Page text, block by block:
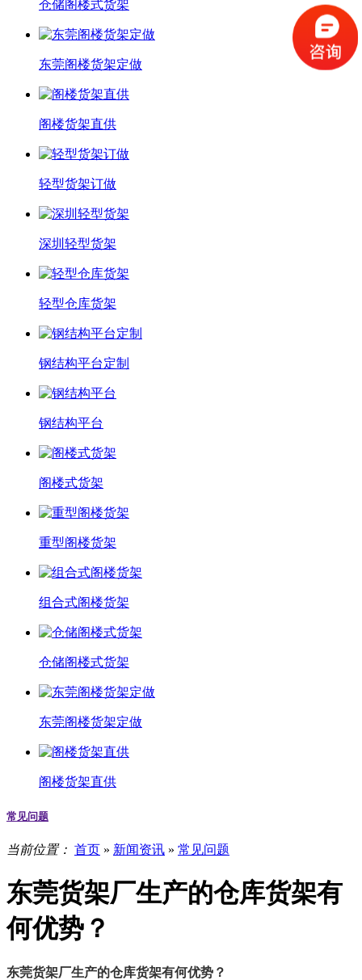
仓储阁楼式货架
东莞阁楼货架定做
阁楼货架直供
轻型货架订做
深圳轻型货架
轻型仓库货架
钢结构平台定制
钢结构平台
阁楼式货架
重型阁楼货架
组合式阁楼货架
仓储阁楼式货架
东莞阁楼货架定做
阁楼货架直供
常见问题
当前位置： 首页 » 新闻资讯 » 常见问题
东莞货架厂生产的仓库货架有
何优势？
东莞货架厂生产的仓库货架有何优势？